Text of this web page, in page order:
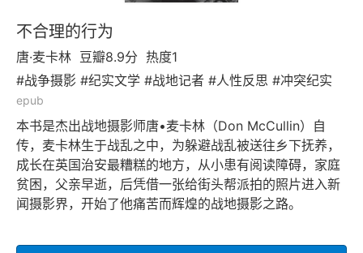
不合理的行为
唐·麦卡林 豆瓣8.9分 热度1
#战争摄影 #纪实文学 #战地记者 #人性反思 #冲突纪实
epub
本书是杰出战地摄影师唐•麦卡林（Don McCullin）自
传，麦卡林生于战乱之中，为躲避战乱被送往乡下抚养，
成长在英国治安最糟糕的地方，从小患有阅读障碍，家庭
贫困，父亲早逝，后凭借一张给街头帮派拍的照片进入新
闻摄影界，开始了他痛苦而辉煌的战地摄影之路。